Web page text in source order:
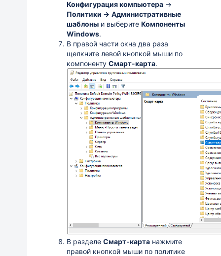
Конфигурация компьютера →
Политики → Административные
шаблоны и выберите Компоненты
Windows.
В правой части окна два раза
щелкните левой кнопкой мыши по
компоненту Смарт-карта.
В разделе Смарт-карта нажмите
правой кнопкой мыши по политике